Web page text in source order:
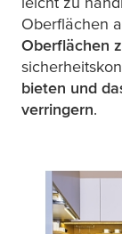
Oberflächen
Oberflächen
bieten und
verringern.